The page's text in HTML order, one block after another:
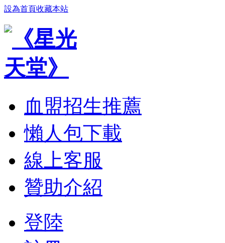
設為首頁收藏本站
血盟招生推薦
懶人包下載
線上客服
贊助介紹
登陸